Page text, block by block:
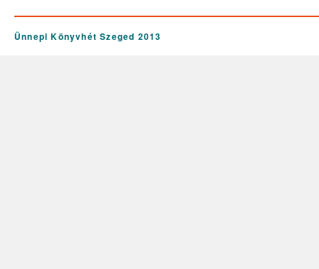
Ünnepi Könyvhét Szeged 2013